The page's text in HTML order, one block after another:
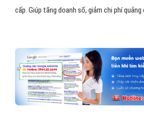
cấp. Giúp tăng doanh số, giảm chi phí quảng